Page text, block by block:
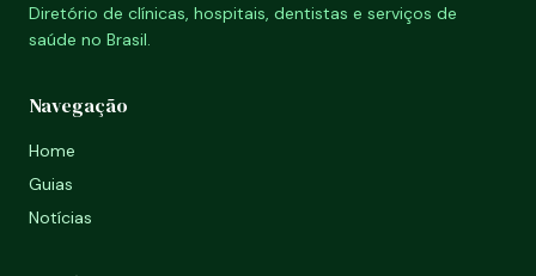
Diretório de clínicas, hospitais, dentistas e serviços de
saúde no Brasil.
Navegação
Home
Guias
Notícias